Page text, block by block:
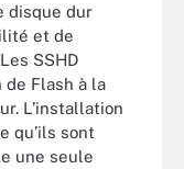
disque dur
et de
SSHD
Flash à la
L’installation
qu’ils sont
une seule